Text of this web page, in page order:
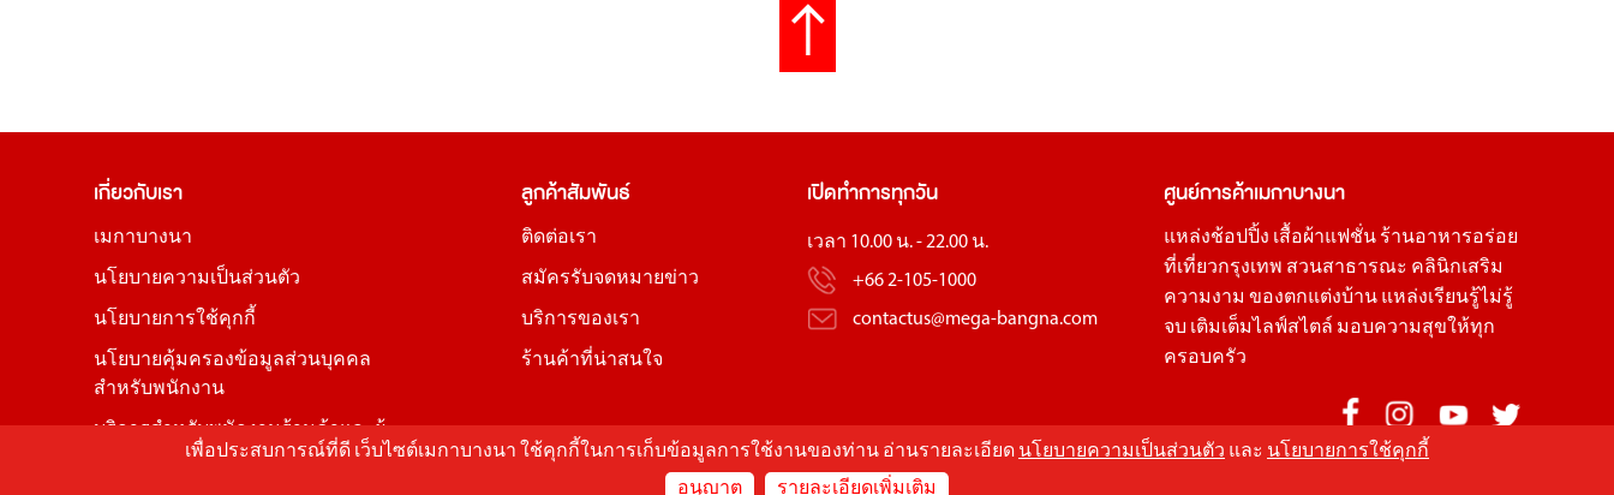
เกี่ยวกับเรา
เมกาบางนา
นโยบายความเป็นส่วนตัว
นโยบายการใช้คุกกี้
นโยบายคุ้มครองข้อมูลส่วนบุคคล
สำหรับพนักงาน
บริการสำหรับพนักงานร้านค้าและผู้
ลูกค้าสัมพันธ์
ติดต่อเรา
สมัครรับจดหมายข่าว
บริการของเรา
ร้านค้าที่น่าสนใจ
เปิดทำการทุกวัน
เวลา 10.00 น. - 22.00 น.
+66 2-105-1000
contactus@mega-bangna.com
ศูนย์การค้าเมกาบางนา
แหล่งช้อปปิ้ง เสื้อผ้าแฟชั่น ร้านอาหารอร่อย
ที่เที่ยวกรุงเทพ สวนสาธารณะ คลินิกเสริม
ความงาม ของตกแต่งบ้าน แหล่งเรียนรู้ไม่รู้
จบ เติมเต็มไลฟ์สไตล์ มอบความสุขให้ทุก
ครอบครัว
เพื่อประสบการณ์ที่ดี เว็บไซต์เมกาบางนา ใช้คุกกี้ในการเก็บข้อมูลการใช้งานของท่าน อ่านรายละเอียด นโยบายความเป็นส่วนตัว และ นโยบายการใช้คุกกี้
อนุญาต
รายละเอียดเพิ่มเติม